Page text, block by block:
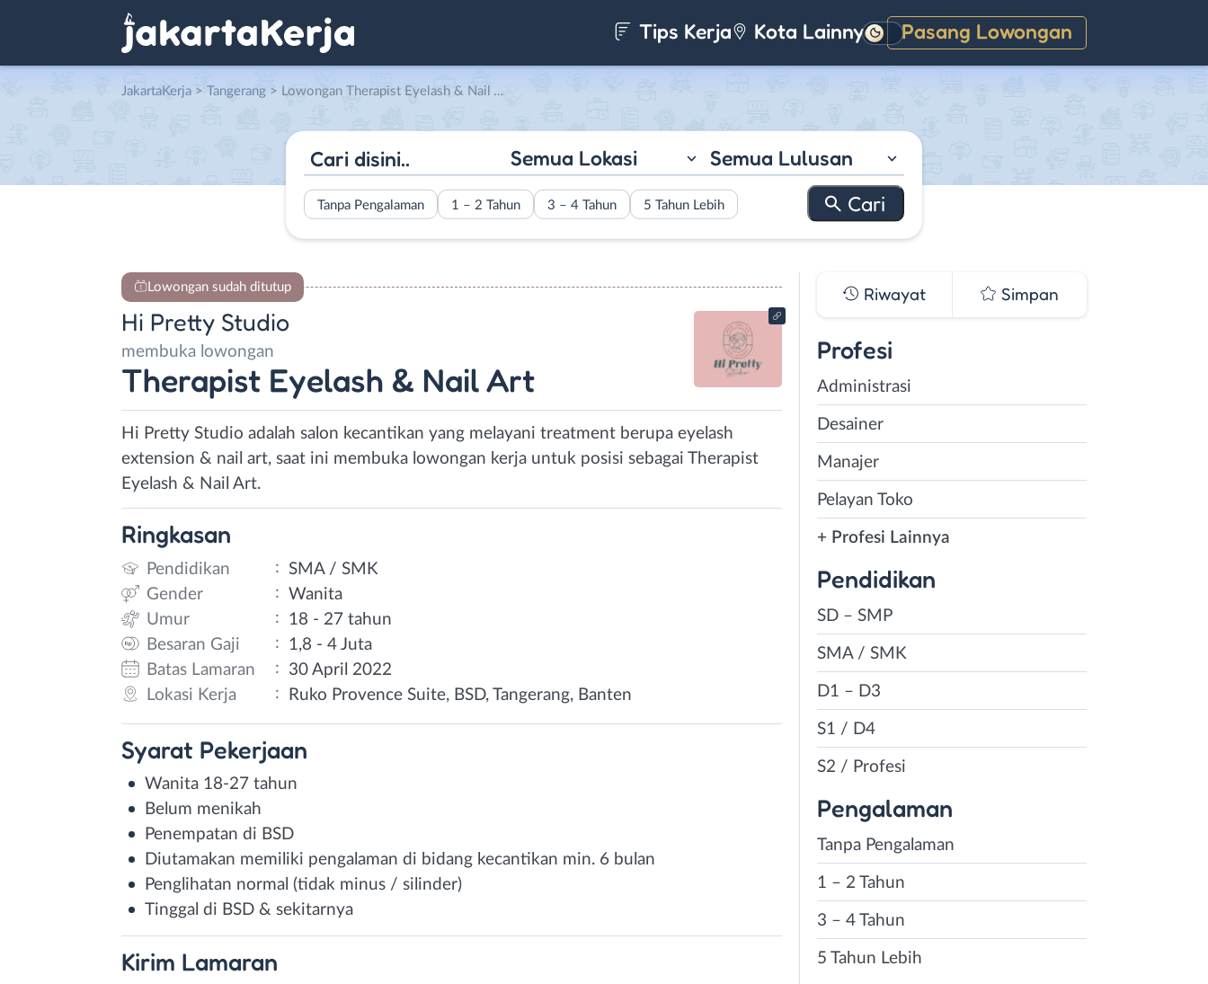
Tips Kerja Kota Lainnya Pasang Lowongan
Gelap
JakartaKerja > Tangerang > Lowongan Therapist Eyelash & Nail Art di Hi Pretty Studio
Semua Lokasi Semua Lulusan
Tanpa Pengalaman 1 – 2 Tahun 3 – 4 Tahun 5 Tahun Lebih
Lowongan sudah ditutup
Hi Pretty Studio
membuka lowongan
Therapist Eyelash & Nail Art
Hi Pretty Studio adalah salon kecantikan yang melayani treatment berupa eyelash
extension & nail art, saat ini membuka lowongan kerja untuk posisi sebagai Therapist
Eyelash & Nail Art.
Ringkasan
Pendidikan : SMA / SMK
Gender
: Wanita
Umur
:
18 - 27 tahun
Besaran Gaji
:
1,8 - 4 Juta
Batas Lamaran
:
30 April 2022
Lokasi Kerja
: Ruko Provence Suite, BSD, Tangerang, Banten
Syarat Pekerjaan
Wanita 18-27 tahun
Belum menikah
Penempatan di BSD
Diutamakan memiliki pengalaman di bidang kecantikan min. 6 bulan
Penglihatan normal (tidak minus / silinder)
Tinggal di BSD & sekitarnya
Kirim Lamaran
Riwayat Simpan
Profesi
Administrasi
Desainer
Manajer
Pelayan Toko
+ Profesi Lainnya
Pendidikan
SD – SMP
SMA / SMK
D1 – D3
S1 / D4
S2 / Profesi
Pengalaman
Tanpa Pengalaman
1 – 2 Tahun
3 – 4 Tahun
5 Tahun Lebih